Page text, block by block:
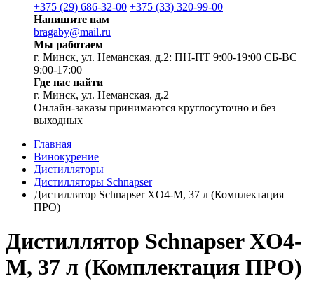
+375 (29) 686-32-00 +375 (33) 320-99-00
Напишите нам
bragaby@mail.ru
Мы работаем
г. Минск, ул. Неманская, д.2: ПН-ПТ 9:00-19:00 СБ-ВС
9:00-17:00
Где нас найти
г. Минск, ул. Неманская, д.2
Онлайн-заказы принимаются круглосуточно и без
выходных
Главная
Винокурение
Дистилляторы
Дистилляторы Schnapser
Дистиллятор Schnapser XO4-M, 37 л (Комплектация
ПРО)
Дистиллятор Schnapser XO4-
M, 37 л (Комплектация ПРО)